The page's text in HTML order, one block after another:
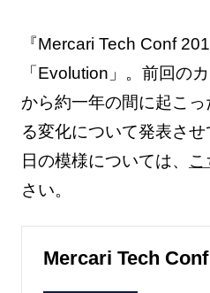
『Mercari Tech Conf
「Evolution」。前回の
から約一年の間に起こ
る変化について発表さ
日の模様については、
さい。
Mercari Tech